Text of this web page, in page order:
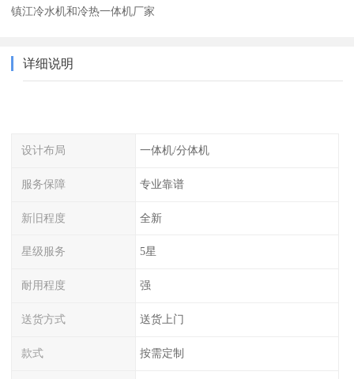
镇江冷水机和冷热一体机厂家
详细说明
设计布局 一体机/分体机
服务保障 专业靠谱
新旧程度 全新
星级服务 5星
耐用程度 强
送货方式 送货上门
款式 按需定制